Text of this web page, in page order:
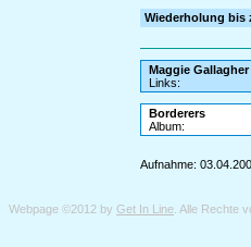
Wiederholung bis
Maggie Gallagher
Links:
Borderers
Album:
Aufnahme:
Webpage ©2012 by Get In Line . Alle Rechte